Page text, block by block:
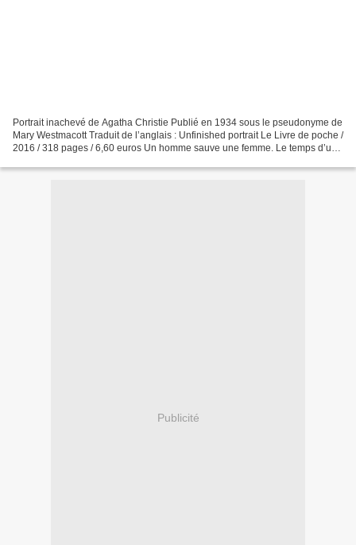
Portrait inachevé de Agatha Christie Publié en 1934 sous le pseudonyme de
Mary Westmacott Traduit de l’anglais : Unfinished portrait Le Livre de poche /
2016 / 318 pages / 6,60 euros Un homme sauve une femme. Le temps d’une
Publicité